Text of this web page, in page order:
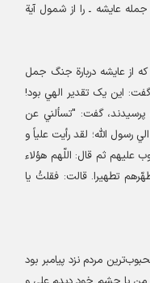
عايشه ـ را از شمول آية‌
از عايشه دربارة‌ جنگ جمل
اين يک تقدير الهي بود!
پرسیدند، گفت: "تسألني عن
اللّه؛ لقد رأيت علياً‌ و
ثم قال: اللّهم هؤلاء
تطهيرا. قالت: فقلتُ يا
مردم نزد پيامبر بود